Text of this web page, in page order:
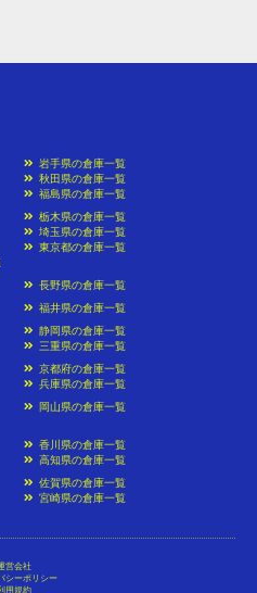
岩手県の倉庫一覧
秋田県の倉庫一覧
福島県の倉庫一覧
栃木県の倉庫一覧
埼玉県の倉庫一覧
東京都の倉庫一覧
長野県の倉庫一覧
福井県の倉庫一覧
静岡県の倉庫一覧
三重県の倉庫一覧
京都府の倉庫一覧
兵庫県の倉庫一覧
岡山県の倉庫一覧
香川県の倉庫一覧
高知県の倉庫一覧
佐賀県の倉庫一覧
宮崎県の倉庫一覧
営会社
シーポリシー
用規約